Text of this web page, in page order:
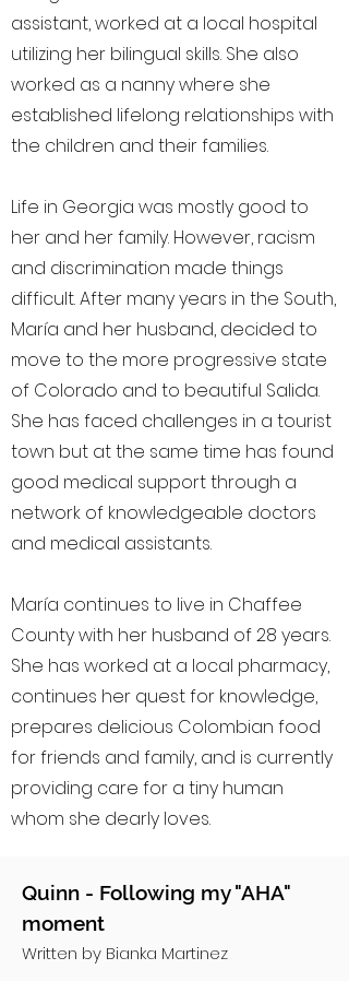
assistant, worked at a local hospital
utilizing her bilingual skills. She also
worked as a nanny where she
established lifelong relationships with
the children and their families.
Life in Georgia was mostly good to
her and her family. However, racism
and discrimination made things
difficult. After many years in the South,
María and her husband, decided to
move to the more progressive state
of Colorado and to beautiful Salida.
She has faced challenges in a tourist
town but at the same time has found
good medical support through a
network of knowledgeable doctors
and medical assistants.
María continues to live in Chaffee
County with her husband of 28 years.
She has worked at a local pharmacy,
continues her quest for knowledge,
prepares delicious Colombian food
for friends and family, and is currently
providing care for a tiny human
whom she dearly loves.
Quinn - Following my "AHA"
moment
Written by Bianka Martinez